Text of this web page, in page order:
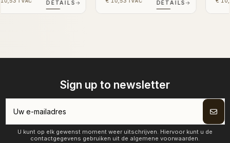
DÉTAILS → DÉTAILS →
Sign up to newsletter
U kunt op elk gewenst moment weer uitschrijven. Hiervoor kunt u de
contactgegevens gebruiken uit de algemene voorwaarden.